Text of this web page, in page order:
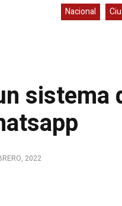
Nacional
sistema
2022